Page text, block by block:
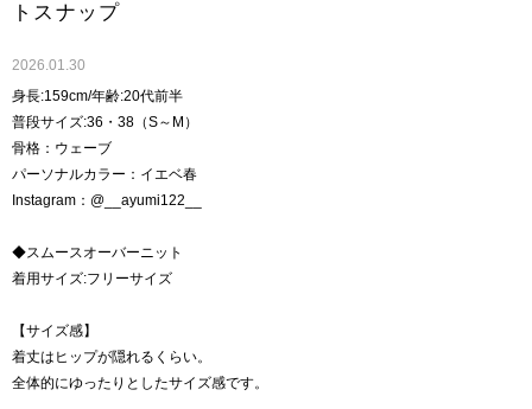
トスナップ
2026.01.30
身長:159cm/年齢:20代前半
普段サイズ:36・38（S～M）
骨格：ウェーブ
パーソナルカラー：イエベ春
Instagram：@__ayumi122__
◆スムースオーバーニット
着用サイズ:フリーサイズ
【サイズ感】
着丈はヒップが隠れるくらい。
全体的にゆったりとしたサイズ感です。